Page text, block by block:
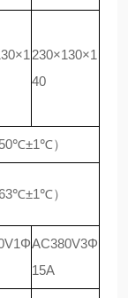
230×130×1
40
）
）
AC380V3Φ
15A